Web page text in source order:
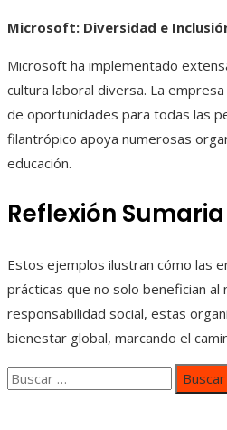
Microsoft: Diversidad e
Microsoft ha implementado
cultura laboral diversa. La
de oportunidades para todas las
filantrópico apoya numerosas
educación.
Reflexión Sumaria
Estos ejemplos ilustran cómo las
prácticas que no solo benefician al
responsabilidad social, estas
bienestar global, marcando el
Buscar: